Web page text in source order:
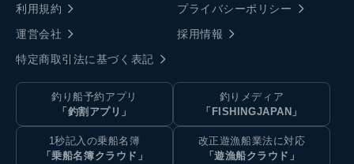
利用規約
プライバシーポリシー
運営会社
採用情報
特定商取引法に基づく表記
釣り船予約アプリ
「釣割アプリ」
釣りメディア
「FISHINGJAPAN」
1秒記入の乗船名簿
「乗船名簿クラウド」
改正遊漁船業法に対応
「遊漁船クラウド」